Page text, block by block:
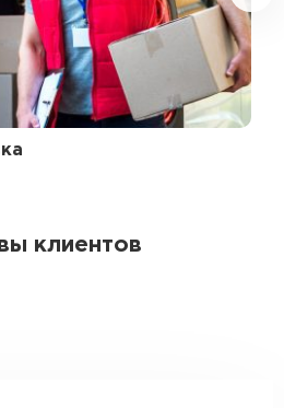
клиентов